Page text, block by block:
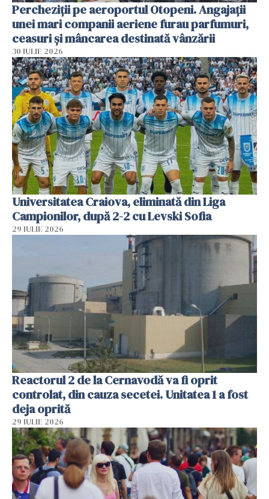
Percheziții pe aeroportul Otopeni. Angajații
unei mari companii aeriene furau parfumuri,
ceasuri și mâncarea destinată vânzării
30 IULIE 2026
Universitatea Craiova, eliminată din Liga
Campionilor, după 2-2 cu Levski Sofia
29 IULIE 2026
Reactorul 2 de la Cernavodă va fi oprit
controlat, din cauza secetei. Unitatea 1 a fost
deja oprită
29 IULIE 2026